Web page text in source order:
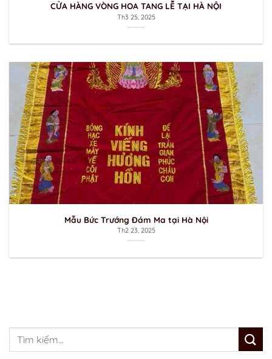
CỬA HÀNG VÒNG HOA TANG LỄ TẠI HÀ NỘI
Th3 25, 2025
Mẫu Bức Trướng Đám Ma tại Hà Nội
Th2 23, 2025